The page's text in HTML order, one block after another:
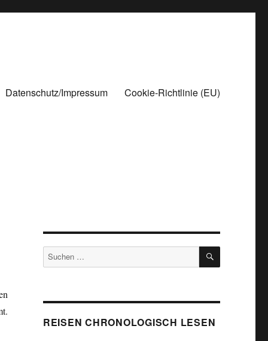
Datenschutz/Impressum Cookie-Richtlinie (EU)
Suchen
nach:
SUCHEN
REISEN CHRONOLOGISCH LESEN